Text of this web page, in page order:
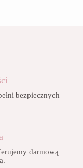
bezpiecznych
darmową